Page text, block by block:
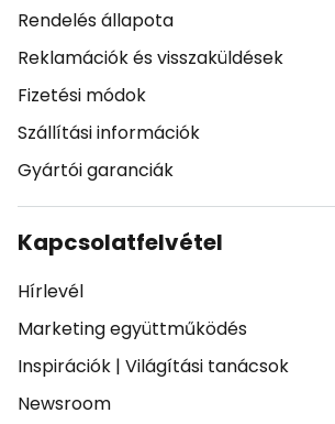
Rendelés állapota
Reklamációk és visszaküldések
Fizetési módok
Szállítási információk
Gyártói garanciák
Kapcsolatfelvétel
Hírlevél
Marketing együttműködés
Inspirációk | Világítási tanácsok
Newsroom